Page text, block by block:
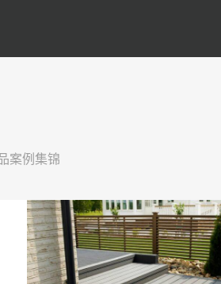
案例集锦